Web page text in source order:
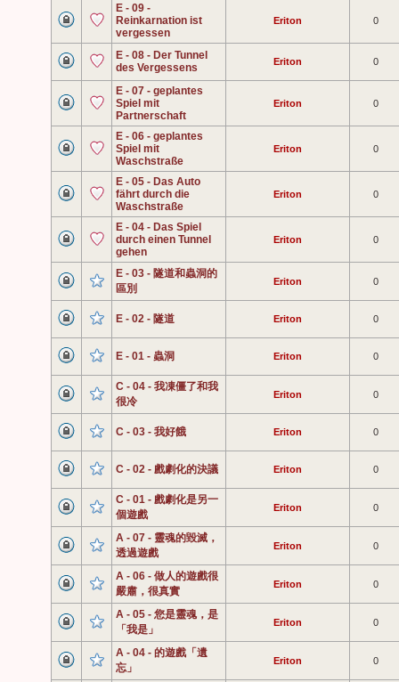
E - 09 -
Reinkarnation ist
vergessen
Eriton 0
E - 08 - Der Tunnel
des Vergessens
Eriton 0
E - 07 - geplantes
Spiel mit
Partnerschaft
Eriton 0
E - 06 - geplantes
Spiel mit
Waschstraße
Eriton 0
E - 05 - Das Auto
fährt durch die
Waschstraße
Eriton 0
E - 04 - Das Spiel
durch einen Tunnel
gehen
Eriton 0
E - 03 - 隧道和蟲洞的
區別
Eriton 0
E - 02 - 隧道 Eriton 0
E - 01 - 蟲洞 Eriton 0
C - 04 - 我凍僵了和我
很冷
Eriton 0
C - 03 - 我好餓 Eriton 0
C - 02 - 戲劇化的決議 Eriton 0
C - 01 - 戲劇化是另一
個遊戲
Eriton 0
A - 07 - 靈魂的毀滅，
透過遊戲
Eriton 0
A - 06 - 做人的遊戲很
嚴肅，很真實
Eriton 0
A - 05 - 您是靈魂，是
「我是」
Eriton 0
A - 04 - 的遊戲「遺
忘」
Eriton 0